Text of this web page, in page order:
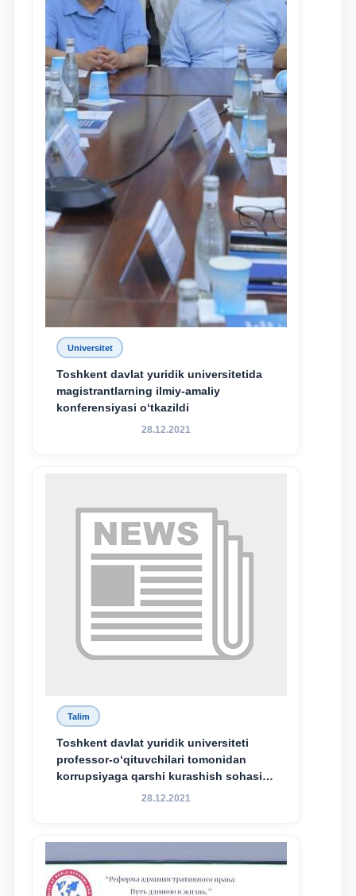
Universitet
Toshkent davlat yuridik universitetida
magistrantlarning ilmiy-amaliy
konferensiyasi o‘tkazildi
28.12.2021
Talim
Toshkent davlat yuridik universiteti
professor-o‘qituvchilari tomonidan
korrupsiyaga qarshi kurashish sohasida
amalga oshirilayotgan islohotlar hamda
maqsadida xorijiy va mahalliy ilmiy
nashrlarda chop etilgan maqolalar
dayjesti
28.12.2021